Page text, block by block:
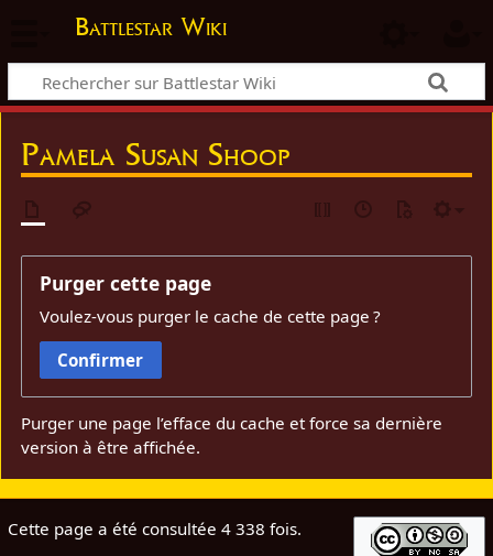
Battlestar Wiki
Pamela Susan Shoop
Purger cette page
Voulez-vous purger le cache de cette page ?
Confirmer
Purger une page l’efface du cache et force sa dernière
version à être affichée.
Cette page a été consultée 4 338 fois.